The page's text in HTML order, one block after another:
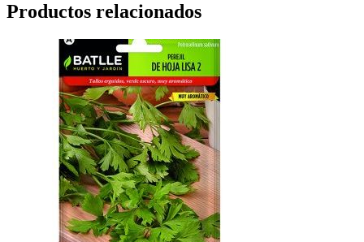
Productos relacionados